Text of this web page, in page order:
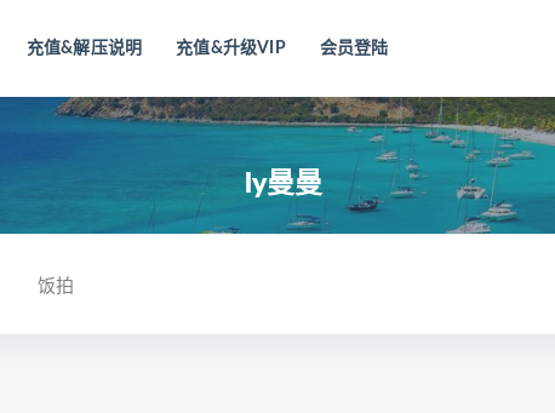
充值&解压说明 充值&升级VIP 会员登陆
ly曼曼
饭拍